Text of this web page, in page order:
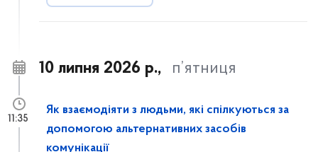
10 липня 2026 р., п’ятниця
Як взаємодіяти з людьми, які спілкуються за
допомогою альтернативних засобів
комунікації
11:35